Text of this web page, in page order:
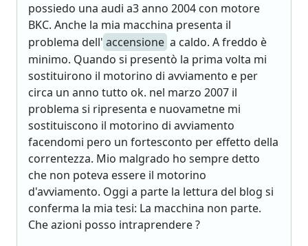
possiedo una audi a3 anno 2004 con motore
BKC. Anche la mia macchina presenta il
problema dell' accensione a caldo. A freddo è
minimo. Quando si presentò la prima volta mi
sostituirono il motorino di avviamento e per
circa un anno tutto ok. nel marzo 2007 il
problema si ripresenta e nuovametne mi
sostituiscono il motorino di avviamento
facendomi pero un fortesconto per effetto della
correntezza. Mio malgrado ho sempre detto
che non poteva essere il motorino
d'avviamento. Oggi a parte la lettura del blog si
conferma la mia tesi: La macchina non parte.
Che azioni posso intraprendere ?